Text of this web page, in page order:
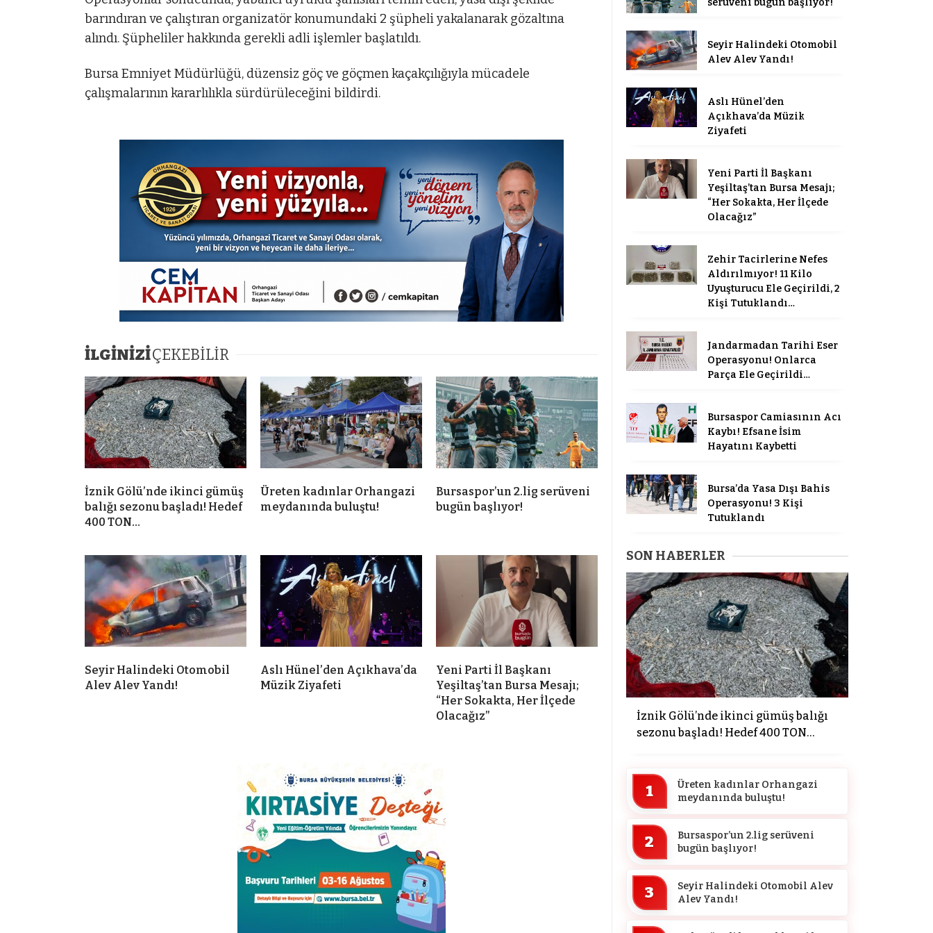
barındıran ve çalıştıran organizatör konumundaki 2 şüpheli yakalanarak gözaltına
alındı. Şüpheliler hakkında gerekli adli işlemler başlatıldı.
Bursa Emniyet Müdürlüğü, düzensiz göç ve göçmen kaçakçılığıyla mücadele
çalışmalarının kararlılıkla sürdürüleceğini bildirdi.
İLGİNİZİÇEKEBİLİR
İznik Gölü’nde ikinci gümüş
balığı sezonu başladı! Hedef
400 TON…
Üreten kadınlar Orhangazi
meydanında buluştu!
Bursaspor’un 2.lig serüveni
bugün başlıyor!
Seyir Halindeki Otomobil
Alev Alev Yandı!
Aslı Hünel’den Açıkhava’da
Müzik Ziyafeti
Yeni Parti İl Başkanı
Yeşiltaş’tan Bursa Mesajı;
“Her Sokakta, Her İlçede
Olacağız”
Seyir Halindeki Otomobil
Alev Alev Yandı!
Aslı Hünel’den
Açıkhava’da Müzik
Ziyafeti
Yeni Parti İl Başkanı
Yeşiltaş’tan Bursa Mesajı;
“Her Sokakta, Her İlçede
Olacağız”
Zehir Tacirlerine Nefes
Aldırılmıyor! 11 Kilo
Uyuşturucu Ele Geçirildi, 2
Kişi Tutuklandı…
Jandarmadan Tarihi Eser
Operasyonu! Onlarca
Parça Ele Geçirildi…
Bursaspor Camiasının Acı
Kaybı! Efsane İsim
Hayatını Kaybetti
Bursa’da Yasa Dışı Bahis
Operasyonu! 3 Kişi
Tutuklandı
SON HABERLER
İznik Gölü’nde ikinci gümüş balığı
sezonu başladı! Hedef 400 TON…
1
Üreten kadınlar Orhangazi
meydanında buluştu!
2
Bursaspor’un 2.lig serüveni
bugün başlıyor!
3
Seyir Halindeki Otomobil Alev
Alev Yandı!